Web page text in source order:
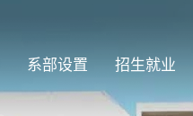
系部设置 招生就业